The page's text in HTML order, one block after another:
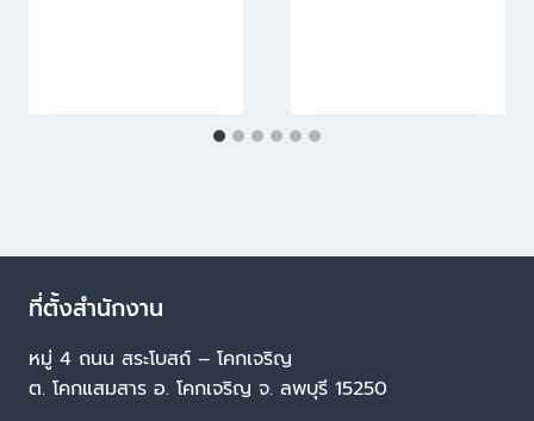
ที่ตั้งสำนักงาน
หมู่ 4 ถนน สระโบสถ์ – โคกเจริญ
ต. โคกแสมสาร อ. โคกเจริญ จ. ลพบุรี 15250